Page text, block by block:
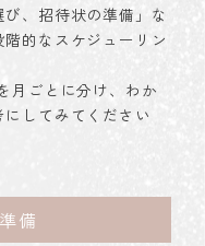
、招待状の準備」な
的なスケジューリン
月ごとに分け、わか
してみてください
備